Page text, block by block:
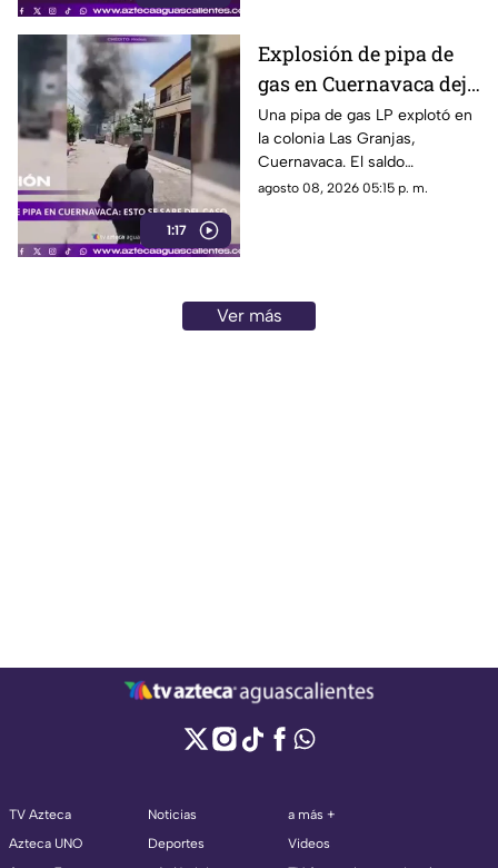
1:17
Explosión de pipa de
gas en Cuernavaca deja
21 personas lesionadas
Una pipa de gas LP explotó en
la colonia Las Granjas,
Cuernavaca. El saldo
preliminar es de 21 lesionados
agosto 08, 2026 05:15 p. m.
Ver más
TV Azteca
Azteca UNO
Noticias
Deportes
a más +
Videos